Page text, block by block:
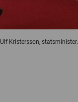
Ulf Kristersson, statsminister.